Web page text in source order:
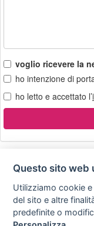
voglio ricevere la
ho intenzione di
ho letto e accettato l’
Privacy
policy
Questo sito web
Utilizziamo cookie
del sito e altre
predefinite o